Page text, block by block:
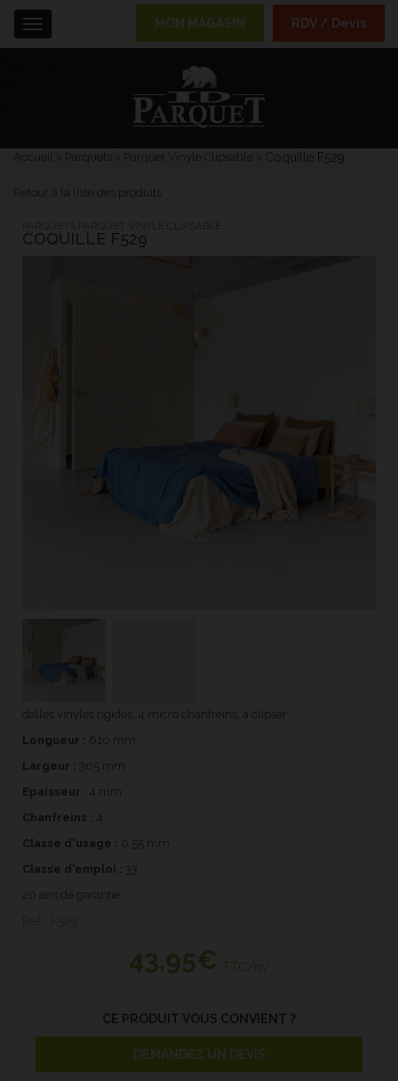
Accueil Parquets Parquet Vinyle Clipsable Coquille F529
Retour à la liste des produits
COQUILLE F529
dalles vinyles rigides, 4 micro chanfreins, à clipser
Longueur : 610 mm
Largeur : 305 mm
Epaisseur : 4 mm
Chanfreins : 4
Classe d'usage : 0,55 mm
Classe d'emploi : 33
20 ans de garantie
43,95€ TTC/m²
CE PRODUIT VOUS CONVIENT ?
DEMANDEZ UN DEVIS
Menu MON MAGASIN RDV / Devis